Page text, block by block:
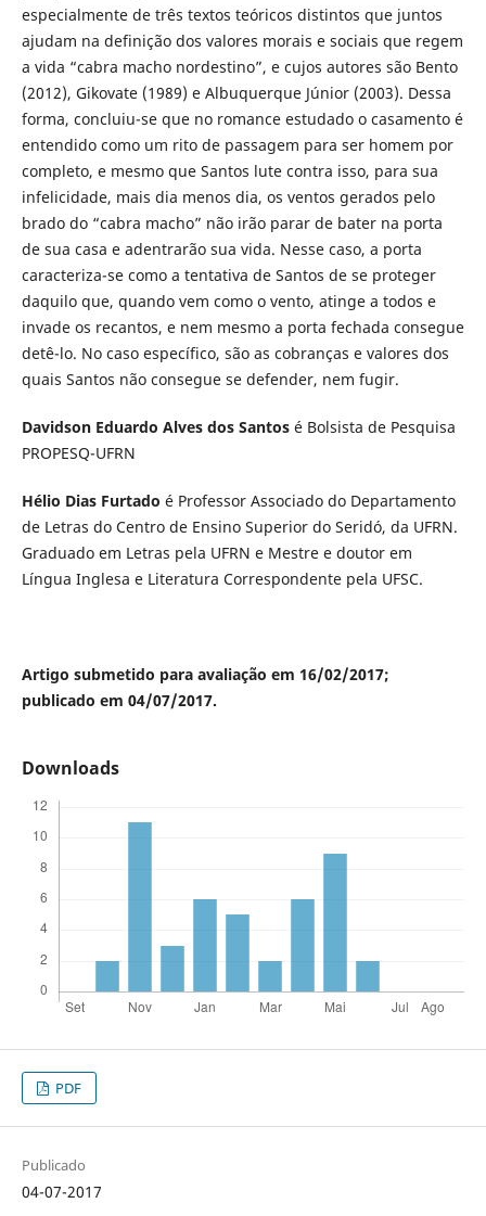
especialmente de três textos teóricos distintos que juntos
ajudam na definição dos valores morais e sociais que regem
a vida “cabra macho nordestino”, e cujos autores são Bento
(2012), Gikovate (1989) e Albuquerque Júnior (2003). Dessa
forma, concluiu-se que no romance estudado o casamento é
entendido como um rito de passagem para ser homem por
completo, e mesmo que Santos lute contra isso, para sua
infelicidade, mais dia menos dia, os ventos gerados pelo
brado do “cabra macho” não irão parar de bater na porta
de sua casa e adentrarão sua vida. Nesse caso, a porta
caracteriza-se como a tentativa de Santos de se proteger
daquilo que, quando vem como o vento, atinge a todos e
invade os recantos, e nem mesmo a porta fechada consegue
detê-lo. No caso específico, são as cobranças e valores dos
quais Santos não consegue se defender, nem fugir.
Davidson Eduardo Alves dos Santosé Bolsista de Pesquisa
PROPESQ-UFRN
Hélio Dias Furtado é Professor Associado do Departamento
de Letras do Centro de Ensino Superior do Seridó, da UFRN.
Graduado em Letras pela UFRN e Mestre e doutor em
Língua Inglesa e Literatura Correspondente pela UFSC.
Artigo submetido para avaliação em 16/02/2017;
publicado em 04/07/2017.
Downloads
PDF
Publicado
04-07-2017